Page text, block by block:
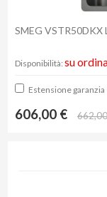
SMEG VSTR50DKX
Disponibilità: su
Estensione garanzia
606,00 €